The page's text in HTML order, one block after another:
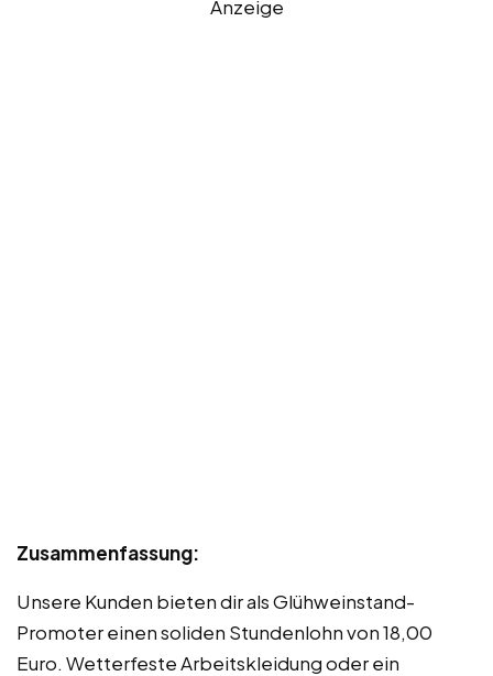
Anzeige
Zusammenfassung:
Unsere Kunden bieten dir als Glühweinstand-
Promoter einen soliden Stundenlohn von 18,00
Euro. Wetterfeste Arbeitskleidung oder ein